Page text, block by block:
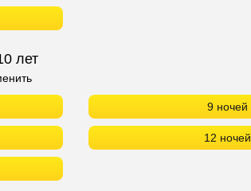
лет
9 ночей
12 ночей